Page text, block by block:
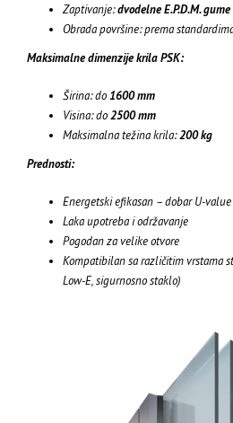
Zaptivanje:dvodelne E.P.D.M. gume
Obrada površine: prema
Maksimalne dimenzije krila PSK:
Širina: do1600 mm
Visina: do2500 mm
Maksimalna težina krila:200 kg
Prednosti:
Energetski efikasan – dobar U-value
Laka upotreba i održavanje
Pogodan za velike otvore
Kompatibilan sa različitim vrstama
Low-E, sigurnosno staklo)